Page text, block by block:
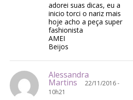
adorei suas dicas, eu a
inicio torci o nariz mais
hoje acho a peça super
fashionista
AMEI
Beijos
Alessandra
Martins
22/11/2016 -
10h21